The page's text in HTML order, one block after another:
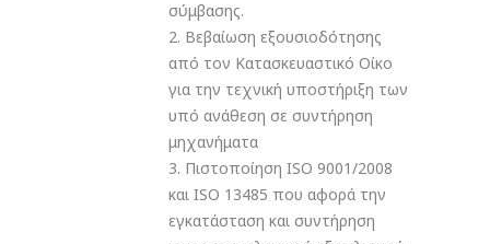
σύμβασης.
2. Βεβαίωση εξουσιοδότησης
από τον Κατασκευαστικό Οίκο
για την τεχνική υποστήριξη των
υπό ανάθεση σε συντήρηση
μηχανήματα
3. Πιστοποίηση ISO 9001/2008
και ISO 13485 που αφορά την
εγκατάσταση και συντήρηση